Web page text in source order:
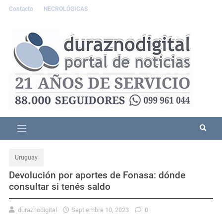
Contacto NECROLÓGICAS
Uruguay
Devolución por aportes de Fonasa: dónde
consultar si tenés saldo
duraznodigital Septiembre 10, 2023 0